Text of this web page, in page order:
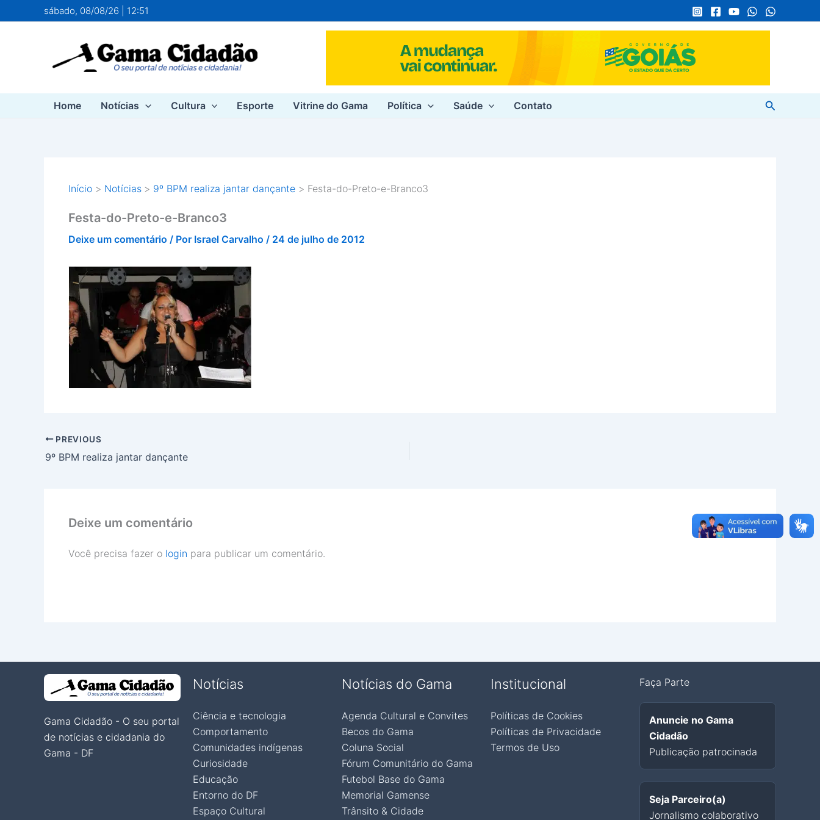
para
sábado, 08/08/26 | 12:51
Home Notícias Cultura Esporte Vitrine do Gama Política Saúde Contato Pesquisar
Início Notícias 9º BPM realiza jantar dançante Festa-do-Preto-e-Branco3
Festa-do-Preto-e-Branco3
Deixe um comentário / Por Israel Carvalho / 24 de julho de 2012
PREVIOUS
9º BPM realiza jantar dançante
Deixe um comentário
Você precisa fazer o login para publicar um comentário.
Gama Cidadão - O seu portal
de notícias e cidadania do
Gama - DF
Notícias
Ciência e tecnologia
Comportamento
Comunidades indígenas
Curiosidade
Educação
Entorno do DF
Espaço Cultural
Notícias do Gama
Agenda Cultural e Convites
Becos do Gama
Coluna Social
Fórum Comunitário do Gama
Futebol Base do Gama
Memorial Gamense
Trânsito & Cidade
Institucional
Políticas de Cookies
Políticas de Privacidade
Termos de Uso
Faça Parte
Anuncie no Gama
Cidadão
Publicação patrocinada
Seja Parceiro(a)
Jornalismo colaborativo